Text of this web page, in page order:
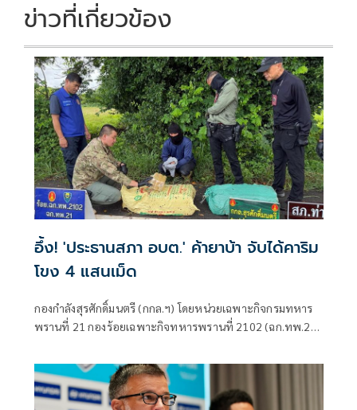
ข่าวที่เกี่ยวข้อง
อึ้ง! 'ประธานสภา อบต.' ค้ายาบ้า จับได้คาริม
โขง 4 แสนเม็ด
กองกำลังสุรศักดิ์มนตรี (กกล.ฯ) โดยหน่วยเฉพาะกิจกรมทหาร
พรานที่ 21 กองร้อยเฉพาะกิจทหารพรานที่ 2102 (ฉก.ทพ.21